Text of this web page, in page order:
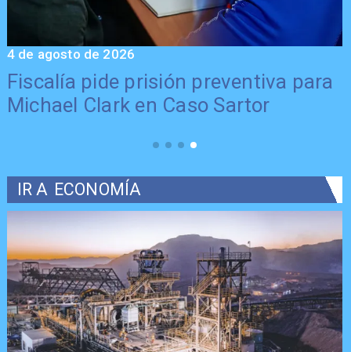
Fiscalía pide prisión preventiva para
Michael Clark en Caso Sartor
4 de agosto de 2026
IR A ECONOMÍA